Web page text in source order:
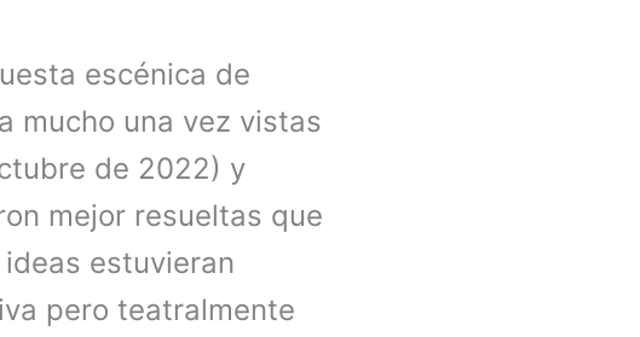
escénica de
mucho una vez vistas
de 2022) y
mejor resueltas que
estuvieran
pero teatralmente